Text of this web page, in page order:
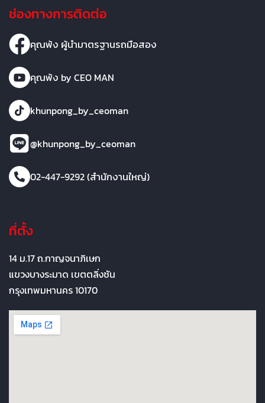
ช่องทางการติดต่อ
คุณพ้ง ผู้นำมาตรฐานรถมือสอง
คุณพ้ง by CEO MAN
khunpong_by_ceoman
@khunpong_by_ceoman
02-447-9292 (สำนักงานใหญ่)
ที่ตั้ง
14 ม.17 ถ.กาญจนาภิเษก
แขวงบางระมาด เขตตลิ่งชัน
กรุงเทพมหานคร 10170